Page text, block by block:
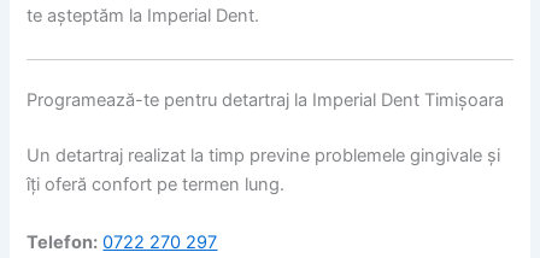
te așteptăm la Imperial Dent.
Programează-te pentru detartraj la Imperial Dent Timișoara
Un detartraj realizat la timp previne problemele gingivale și
îți oferă confort pe termen lung.
Telefon: 0722 270 297